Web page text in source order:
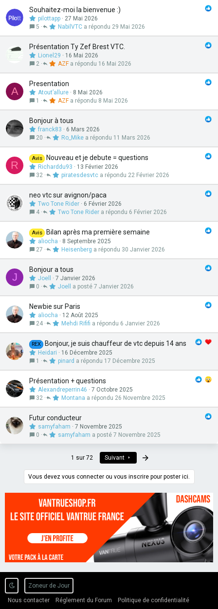
Souhaitez-moi la bienvenue :)
pilottapp
27 Mai 2026
5
29 Mai 2026
NabilVTC
Présentation Ty Zef Brest VTC.
Lionel29
16 Mai 2026
2
16 Mai 2026
AZF
A
Presentation
Atout’allure
8 Mai 2026
1
8 Mai 2026
AZF
Bonjour à tous
franck83
6 Mars 2026
20
11 Mars 2026
Ro_Mike
R
Avis Nouveau et je debute = questions
Richarddu93
13 Février 2026
32
22 Février 2026
piratesdesvtc
neo vtc sur avignon/paca
Two Tone Rider
6 Février 2026
4
6 Février 2026
Two Tone Rider
Avis Bilan après ma première semaine
aliocha
8 Septembre 2025
27
30 Janvier 2026
Heisenberg
J
Bonjour a tous
Joell
7 Janvier 2026
0
7 Janvier 2026
Joell
Newbie sur Paris
aliocha
12 Août 2025
24
6 Janvier 2026
Mehdi Rififi
REX Bonjour, je suis chauffeur de vtc depuis 14 ans
Heidari
16 Décembre 2025
1
17 Décembre 2025
pinard
Présentation + questions
Alexandreperrin46
7 Octobre 2025
32
26 Novembre 2025
Montana
Futur conducteur
samyfaham
7 Novembre 2025
0
7 Novembre 2025
samyfaham
1 sur 72 Suivant
Vous devez vous connecter ou vous inscrire pour poster ici.
Zoneur de Jour
Nous contacter Réglement du Forum Politique de confidentialité